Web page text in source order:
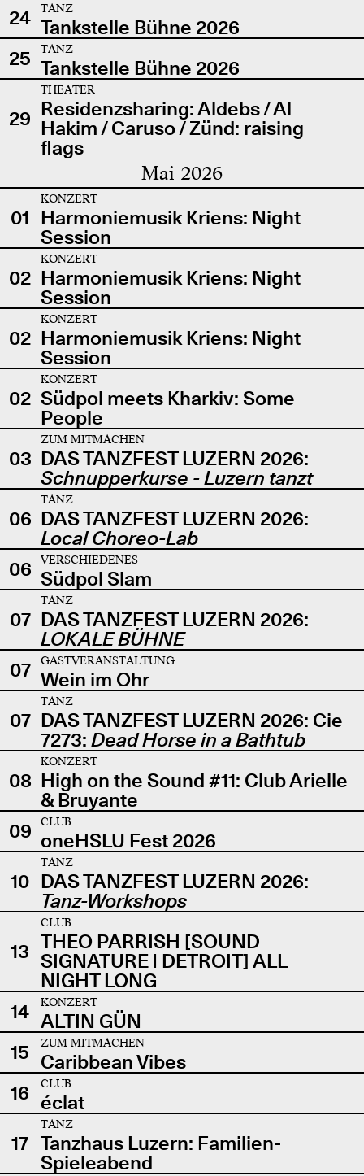
24
TANZ
Tankstelle Bühne 2026
25
TANZ
Tankstelle Bühne 2026
29
THEATER
Residenzsharing: Aldebs / Al
Hakim / Caruso / Zünd: raising
flags
Mai 2026
01
KONZERT
Harmoniemusik Kriens: Night
Session
02
KONZERT
Harmoniemusik Kriens: Night
Session
02
KONZERT
Harmoniemusik Kriens: Night
Session
02
KONZERT
Südpol meets Kharkiv: Some
People
03
ZUM MITMACHEN
DAS TANZFEST LUZERN 2026:
Schnupperkurse - Luzern tanzt
06
TANZ
DAS TANZFEST LUZERN 2026:
Local Choreo-Lab
06
VERSCHIEDENES
Südpol Slam
07
TANZ
DAS TANZFEST LUZERN 2026:
LOKALE BÜHNE
07
GASTVERANSTALTUNG
Wein im Ohr
07
TANZ
DAS TANZFEST LUZERN 2026: Cie
7273: Dead Horse in a Bathtub
08
KONZERT
High on the Sound #11: Club Arielle
& Bruyante
09
CLUB
oneHSLU Fest 2026
10
TANZ
DAS TANZFEST LUZERN 2026:
Tanz-Workshops
13
CLUB
THEO PARRISH [SOUND
SIGNATURE | DETROIT] ALL
NIGHT LONG
14
KONZERT
ALTIN GÜN
15
ZUM MITMACHEN
Caribbean Vibes
16
CLUB
éclat
17
TANZ
Tanzhaus Luzern: Familien-
Spieleabend